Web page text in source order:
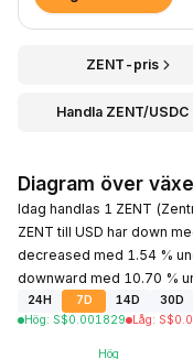
ZENT-pris
Handla ZENT/USDC
Diagram över
Idag handlas 1 ZENT
ZENT till USD har down
decreased med 1.54 %
downward med 10.70 %
24H 7D 14D 30D
Hög: S$0.001829 Låg: S$